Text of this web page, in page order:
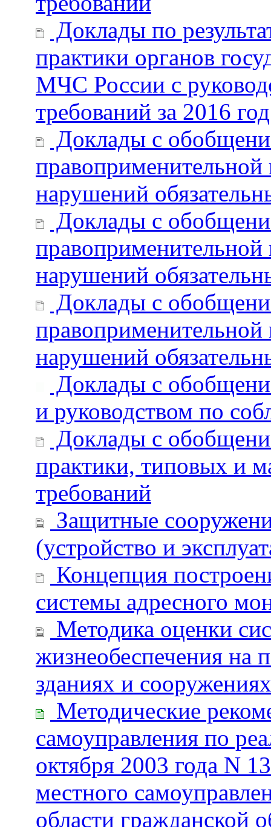
Доклады по
практики органов
МЧС России с
требований за 2016 год
Доклады с
нарушений
Доклады с
нарушений
Доклады с
нарушений
Доклады с
и руководством по
Доклады с
практики, типовых и
требований
Защитные
(устройство и
Концепция
системы адресного
Методика оценки
жизнеобеспечения на
зданиях и сооружениях
Методические
самоуправления по
октября 2003 года N
местного
области гражданской